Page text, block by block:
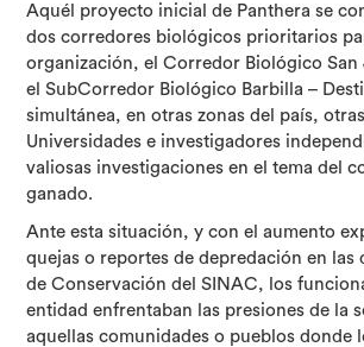
Aquél proyecto inicial de Panthera se
dos corredores biológicos prioritarios
organización, el Corredor Biológico San
el SubCorredor Biológico Barbilla –
simultánea, en otras zonas del país,
Universidades e investigadores
valiosas investigaciones en el tema del
ganado.
Ante esta situación, y con el aumento
quejas o reportes de depredación en las
de Conservación del SINAC, los
entidad enfrentaban las presiones de la
aquellas comunidades o pueblos donde